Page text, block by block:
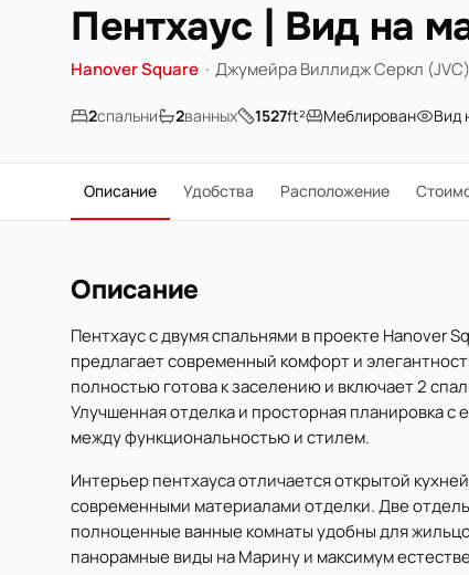
Пентхаус | Вид на
Hanover Square · Джумейра Виллидж Серкл (JVC)
2спальни 2ванных 1527ft² Меблирован Вид
Описание Удобства Расположение
Описание
Пентхаус с двумя спальнями в проекте Hanover
предлагает современный комфорт и
полностью готова к заселению и включает 2
Улучшенная отделка и просторная планировка
между функциональностью и стилем.
Интерьер пентхауса отличается открытой
современными материалами отделки. Две
полноценные ванные комнаты удобны для
панорамные виды на Марину и максимум